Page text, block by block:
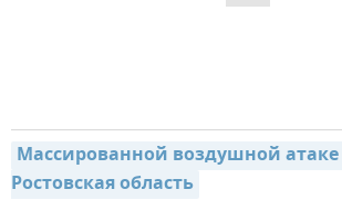
Массированной воздушной атаке
Ростовская область